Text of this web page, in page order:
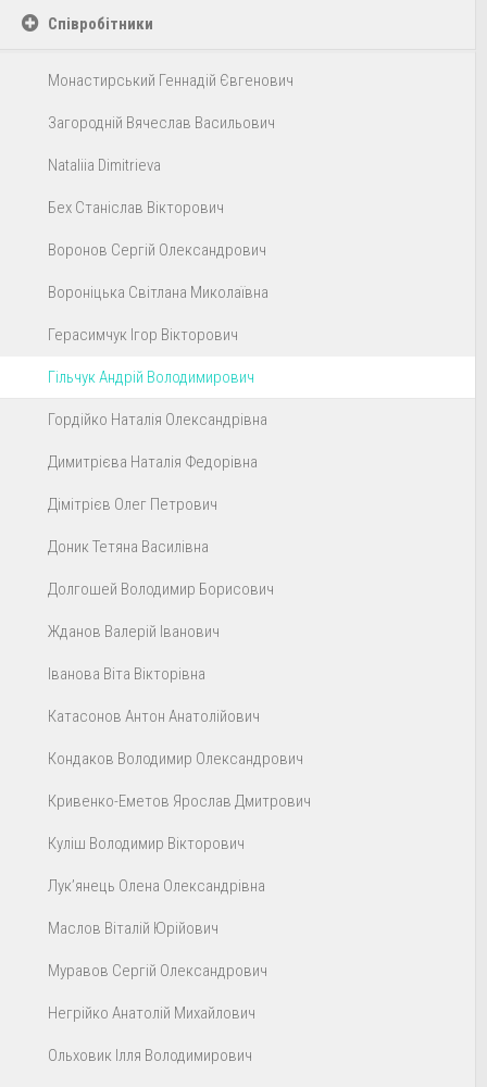
Співробітники
Монастирський Геннадій Євгенович
Загородній Вячеслав Васильович
Nataliia Dimitrieva
Бех Станіслав Вікторович
Воронов Сергій Олександрович
Вороніцька Світлана Миколаївна
Герасимчук Ігор Вікторович
Гільчук Андрій Володимирович
Гордійко Наталія Олександрівна
Димитрієва Наталія Федорівна
Дімітрієв Олег Петрович
Доник Тетяна Василівна
Долгошей Володимир Борисович
Жданов Валерій Іванович
Іванова Віта Вікторівна
Катасонов Антон Анатолійович
Кондаков Володимир Олександрович
Кривенко-Еметов Ярослав Дмитрович
Куліш Володимир Вікторович
Лук’янець Олена Олександрівна
Маслов Віталій Юрійович
Муравов Сергій Олександрович
Негрійко Анатолій Михайлович
Ольховик Ілля Володимирович